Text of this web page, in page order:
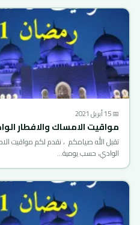
📅 15 أبريل 2021
مواقيت الامساك والافطار
الوادي، حسب يومية…